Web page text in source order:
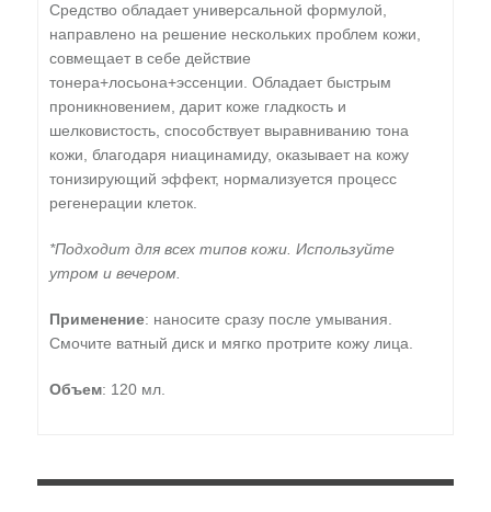
Средство обладает универсальной формулой,
направлено на решение нескольких проблем кожи,
совмещает в себе действие
тонера+лосьона+эссенции. Обладает быстрым
проникновением, дарит коже гладкость и
шелковистость, способствует выравниванию тона
кожи, благодаря ниацинамиду, оказывает на кожу
тонизирующий эффект, нормализуется процесс
регенерации клеток.
*Подходит для всех типов кожи. Используйте
утром и вечером.
Применение: наносите сразу после умывания.
Смочите ватный диск и мягко протрите кожу лица.
Объем: 120 мл.